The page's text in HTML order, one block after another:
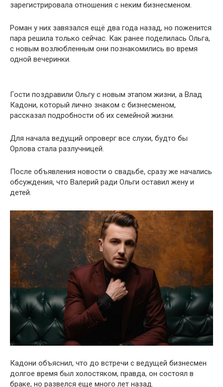
зарегистрировала отношения с неким бизнесменом.
Роман у них завязался ещё два года назад, но поженится
пара решила только сейчас. Как ранее поделилась Ольга,
с новым возлюбленным они познакомились во время
одной вечеринки.
Гости поздравили Ольгу с новым этапом жизни, а Влад
Кадони, который лично знаком с бизнесменом,
рассказал подробности об их семейной жизни.
Для начала ведущий опроверг все слухи, будто бы
Орлова стала разлучницей.
После объявления новости о свадьбе, сразу же начались
обсуждения, что Валерий ради Ольги оставил жену и
детей.
Кадони объяснил, что до встречи с ведущей бизнесмен
долгое время был холостяком, правда, он состоял в
браке, но развелся еще много лет назад.